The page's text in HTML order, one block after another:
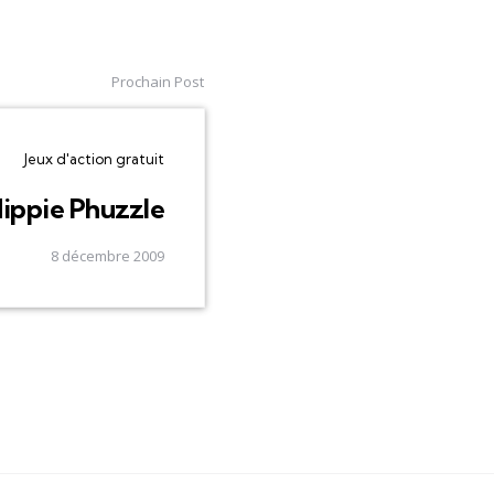
Prochain Post
Jeux d'action gratuit
Phuzzle
8 décembre 2009